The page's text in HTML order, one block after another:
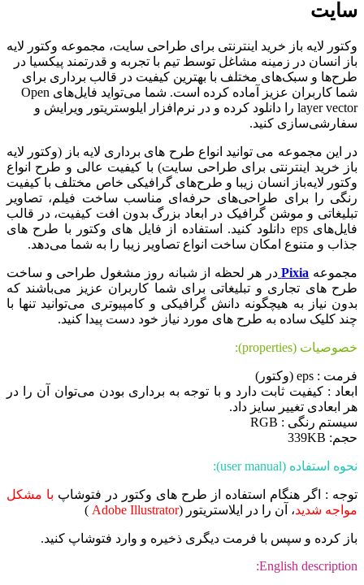
سایت
وکتور لایه باز خرید اینترنتی برای طراحی سایت، مجموعه وکتور لایه
باز انسان در زمینه مشاغل توسط تیم با تجربه و قدرتمند پیکسیا در
طرح‌ها و سبک‌های مختلف با بهترین کیفیت در قالب برداری برای
شما کاربران عزیز آماده کرده است. شما می‌تواید فایل‌های Open
layer vector را دانلود کرده و در نرم‌افزار ایلوستریتور ویرایش و
سفارشی‌سازی کنید.
در این مجموعه می توانید انواع طرح های برداری لایه باز (وکتور لایه
باز خرید اینترنتی برای طراحی سایت) با کیفیت عالی و طرح انواع
وکتور لایه‌باز انسان زیبا و طرح‌های گرافیکی خاص مختلف با کیفیت
رنگی را برای طراحی‌های حرفه‌ای مناسب ساخت فیلم، تصاویر
تبلیغاتی و موشن گرافیک در ابعاد بزرگ بدون افت کیفیت، در قالب
فایل‌های eps دانلود کنید. استفاده از فایل های وکتور با طرح های
جذاب و متنوع امکان ساخت انواع تصاویر زیبا را به شما می‌دهد.
مجموعه Pixia در هر لحظه از شبانه روز مشغول طراحی و ساخت
طرح های تجاری و تبلیغاتی برای شما کاربران عزیز می‌باشند که
بدون نیاز به هیچگونه دانش گرافیکی و کامپیوتری می‌توانید تنها با
چند کلیک ساده به طرح های مورد نیاز خود دست پیدا کنید.
خصوصیات (properties):
فرمت : eps (وکتور)
ابعاد : کیفیت ثابت دارد و با توجه به برداری بودن می‌توان آن را در
هر ابعادی تغییر سایز داد.
سیستم رنگی : RGB
حجم: 339KB
نحوه استفاده (user manual):
توجه : اگر هنگام استفاده از طرح های وکتور در فتوشاپ با مشکل
مواجه شدید، آن را در ایلاستریتور (Adobe Illustrator
)
باز کرده و سپس با فرمت دیگری ذخیره و وارد فتوشاپ کنید.
English description: